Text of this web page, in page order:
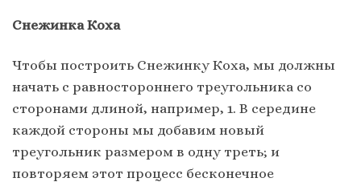
Снежинка Коха
Чтобы построить Снежинку Коха, мы должны
начать с равностороннего треугольника со
сторонами длиной, например, 1. В середине
каждой стороны мы добавим новый
треугольник размером в одну треть; и
повторяем этот процесс бесконечное